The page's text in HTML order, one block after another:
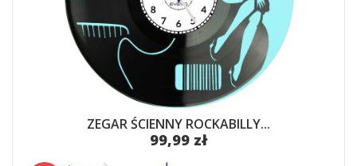
ZEGAR ŚCIENNY ROCKABILLY...
99,99 zł